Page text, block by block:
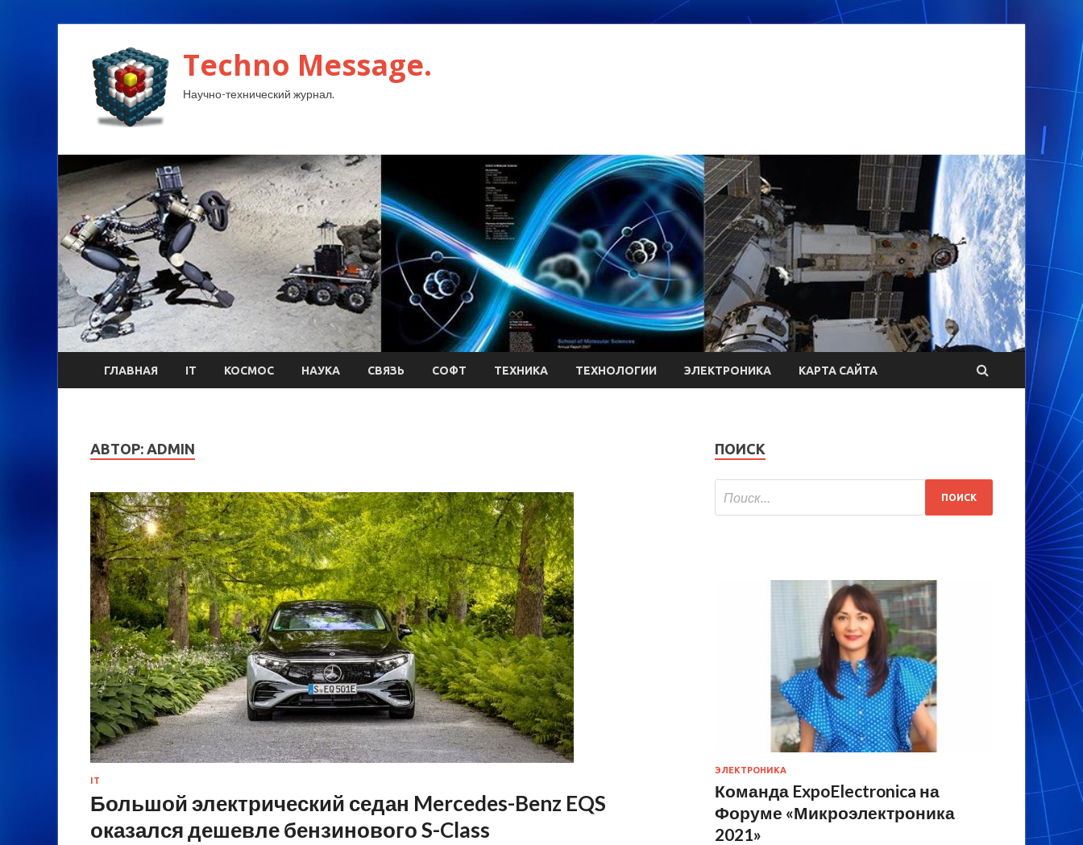
Techno Message.
Научно-технический журнал.
ГЛАВНАЯ IT КОСМОС НАУКА СВЯЗЬ СОФТ ТЕХНИКА ТЕХНОЛОГИИ ЭЛЕКТРОНИКА КАРТА САЙТА
АВТОР: ADMIN
IT
Большой электрический седан Mercedes-Benz EQS
оказался дешевле бензинового S-Class
ПОИСК
ЭЛЕКТРОНИКА
Команда ExpoElectronica на
Форуме «Микроэлектроника
2021»